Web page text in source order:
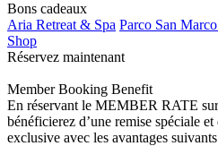
Bons cadeaux
Aria Retreat & Spa Parco San
Shop
Réservez maintenant
Member Booking Benefit
En réservant le MEMBER RATE
bénéficierez d’une remise spéciale
exclusive avec les avantages